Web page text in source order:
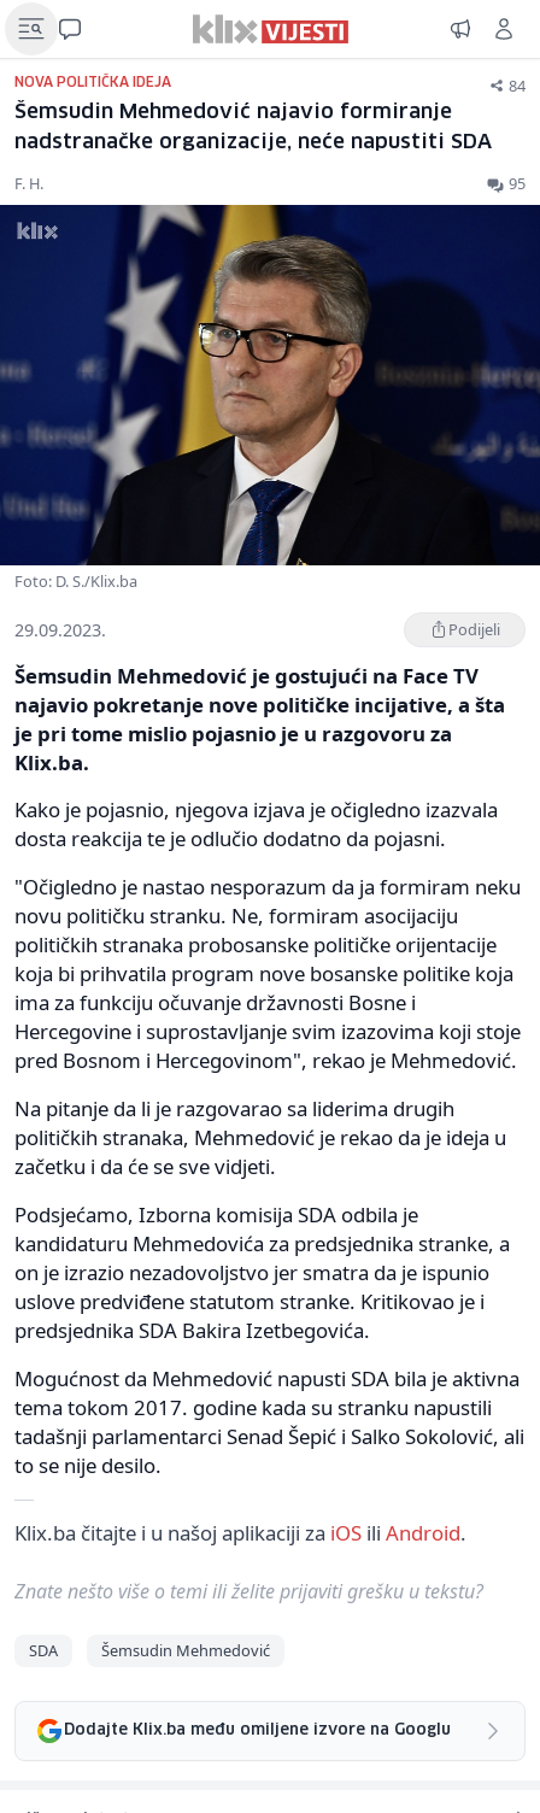
NOVA POLITIČKA IDEJA 84
Šemsudin Mehmedović najavio formiranje
nadstranačke organizacije, neće napustiti SDA
F. H. 95
Foto: D. S./Klix.ba
29.09.2023. Podijeli
Šemsudin Mehmedović je gostujući na Face TV
najavio pokretanje nove političke incijative, a šta
je pri tome mislio pojasnio je u razgovoru za
Klix.ba.
Kako je pojasnio, njegova izjava je očigledno izazvala
dosta reakcija te je odlučio dodatno da pojasni.
"Očigledno je nastao nesporazum da ja formiram neku
novu političku stranku. Ne, formiram asocijaciju
političkih stranaka probosanske političke orijentacije
koja bi prihvatila program nove bosanske politike koja
ima za funkciju očuvanje državnosti Bosne i
Hercegovine i suprostavljanje svim izazovima koji stoje
pred Bosnom i Hercegovinom", rekao je Mehmedović.
Na pitanje da li je razgovarao sa liderima drugih
političkih stranaka, Mehmedović je rekao da je ideja u
začetku i da će se sve vidjeti.
Podsjećamo, Izborna komisija SDA odbila je
kandidaturu Mehmedovića za predsjednika stranke, a
on je izrazio nezadovoljstvo jer smatra da je ispunio
uslove predviđene statutom stranke. Kritikovao je i
predsjednika SDA Bakira Izetbegovića.
Mogućnost da Mehmedović napusti SDA bila je aktivna
tema tokom 2017. godine kada su stranku napustili
tadašnji parlamentarci Senad Šepić i Salko Sokolović, ali
to se nije desilo.
Klix.ba čitajte i u našoj aplikaciji za iOS ili Android.
Znate nešto više o temi ili želite prijaviti grešku u tekstu?
SDA Šemsudin Mehmedović
Dodajte Klix.ba među omiljene izvore na Googlu